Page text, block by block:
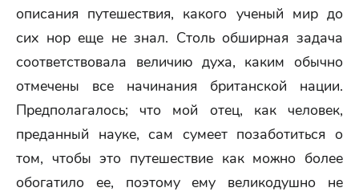
описания путешествия, какого ученый мир до
сих нор еще не знал. Столь обширная задача
соответствовала величию духа, каким обычно
отмечены все начинания британской нации.
Предполагалось; что мой отец, как человек,
преданный науке, сам сумеет позаботиться о
том, чтобы это путешествие как можно более
обогатило ее, поэтому ему великодушно не